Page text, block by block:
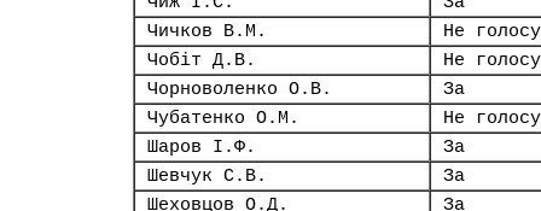
Чичков В.М.
Не
Чобіт Д.В.
Не
Чорноволенко О.В.
За
Чубатенко О.М.
Не
Шаров І.Ф.
За
Шевчук С.В.
За
Шеховцов О.Д.
За